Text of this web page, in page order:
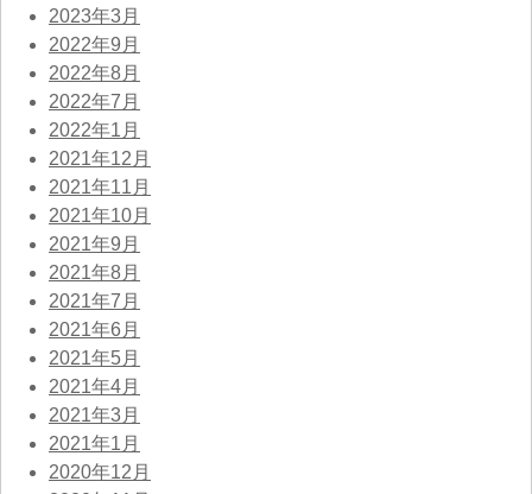
2023年3月
2022年9月
2022年8月
2022年7月
2022年1月
2021年12月
2021年11月
2021年10月
2021年9月
2021年8月
2021年7月
2021年6月
2021年5月
2021年4月
2021年3月
2021年1月
2020年12月